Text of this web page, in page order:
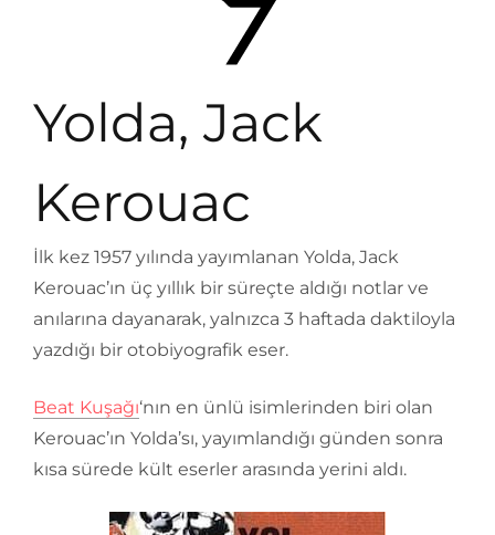
Yolda, Jack
Kerouac
İlk kez 1957 yılında yayımlanan Yolda, Jack
Kerouac’ın üç yıllık bir süreçte aldığı notlar ve
anılarına dayanarak, yalnızca 3 haftada daktiloyla
yazdığı bir otobiyografik eser.
Beat Kuşağı‘nın en ünlü isimlerinden biri olan
Kerouac’ın Yolda’sı, yayımlandığı günden sonra
kısa sürede kült eserler arasında yerini aldı.